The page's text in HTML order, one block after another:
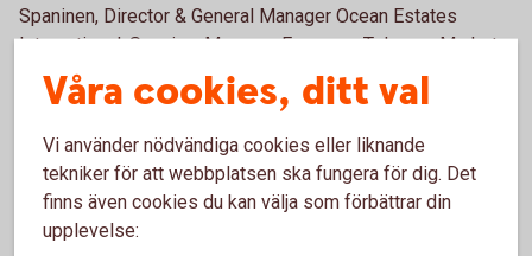
Spaninen, Director & General Manager Ocean Estates
International, Spanien, Manager European Telecom Market
Glenair Nordic, Sverige/England/USA. I styrelsen för
Ölands Bank sedan 2016.
Andra väsentliga uppdrag
Inga andra uppdrag som är av betydelse för
styrelseuppdraget.
Våra cookies, ditt val
Vi använder nödvändiga cookies eller liknande
tekniker för att webbplatsen ska fungera för dig. Det
finns även cookies du kan välja som förbättrar din
upplevelse: